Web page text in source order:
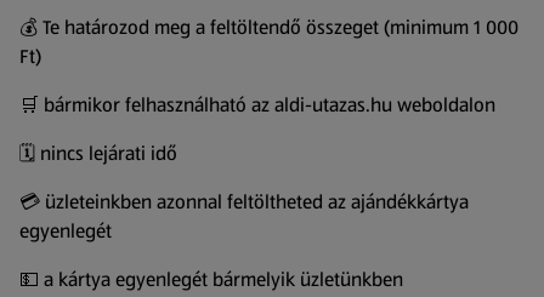
💰 Te határozod meg a feltöltendő összeget (minimum 1 000
Ft)
🛒 bármikor felhasználható az aldi-utazas.hu weboldalon
🗓️ nincs lejárati idő
💳 üzleteinkben azonnal feltöltheted az ajándékkártya
egyenlegét
💵 a kártya egyenlegét bármelyik üzletünkben